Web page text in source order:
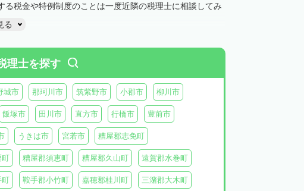
税金や特例制度のことは一度近隣の税理士に相談してみ
る
理士を探す
城市 那珂川市 筑紫野市 小郡市 柳川市
飯塚市 田川市 直方市 行橋市 豊前市
うきは市 宮若市 糟屋郡志免町
町 糟屋郡須恵町 糟屋郡久山町 遠賀郡水巻町
町 鞍手郡小竹町 嘉穂郡桂川町 三潴郡大木町